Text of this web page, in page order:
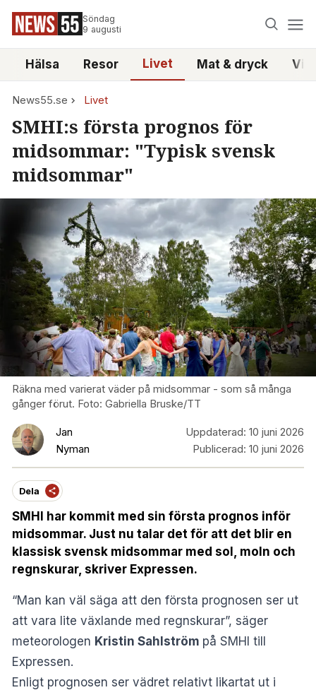
Söndag
9 augusti
Hälsa Resor Livet Mat & dryck
News55.se Livet
SMHI:s första prognos för
midsommar: "Typisk svensk
midsommar"
Räkna med varierat väder på midsommar - som så många
gånger förut. Foto: Gabriella Bruske/TT
Jan
Nyman
Uppdaterad: 10 juni 2026
Publicerad: 10 juni 2026
Dela
SMHI har kommit med sin första prognos inför
midsommar. Just nu talar det för att det blir en
klassisk svensk midsommar med sol, moln och
regnskurar, skriver Expressen.
“Man kan väl säga att den första prognosen ser ut
att vara lite växlande med regnskurar”, säger
meteorologen Kristin Sahlström på SMHI till
Expressen.
Enligt prognosen ser vädret relativt likartat ut i